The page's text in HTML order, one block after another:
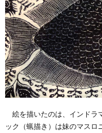
絵を描いたのは、インドラ
ック（蝋描き）は妹のマスロ